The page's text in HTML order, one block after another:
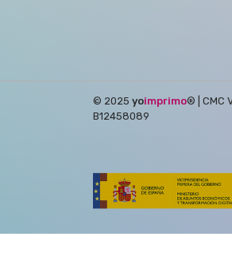
© 2025 yoimprimo®
|
B12458089